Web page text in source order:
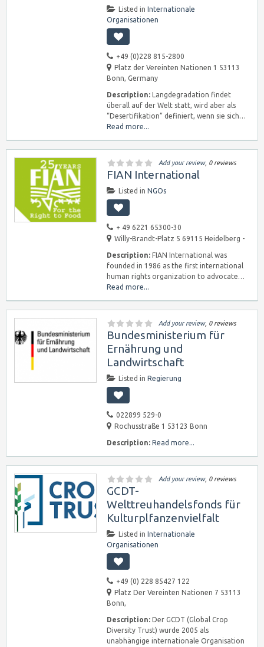
Listed in Internationale
Organisationen
+49 (0)228 815-2800
Platz der Vereinten Nationen 1 53113
Bonn, Germany
Description: Langdegradation findet
überall auf der Welt statt, wird aber als
“Desertifikation” definiert, wenn sie sich…
Read more...
Add your review, 0 reviews
FIAN International
Listed in NGOs
+ 49 6221 65300-30
Willy-Brandt-Platz 5 69115 Heidelberg -
Description: FIAN International was
founded in 1986 as the first international
human rights organization to advocate…
Read more...
Add your review, 0 reviews
Bundesministerium für
Ernährung und
Landwirtschaft
Listed in Regierung
022899 529-0
Rochusstraße 1 53123 Bonn
Description: Read more...
Add your review, 0 reviews
GCDT-
Welttreuhandelsfonds für
Kulturplfanzenvielfalt
Listed in Internationale
Organisationen
+49 (0) 228 85427 122
Platz Der Vereinten Nationen 7 53113
Bonn,
Description: Der GCDT (Global Crop
Diversity Trust) wurde 2005 als
unabhängige internationale Organisation